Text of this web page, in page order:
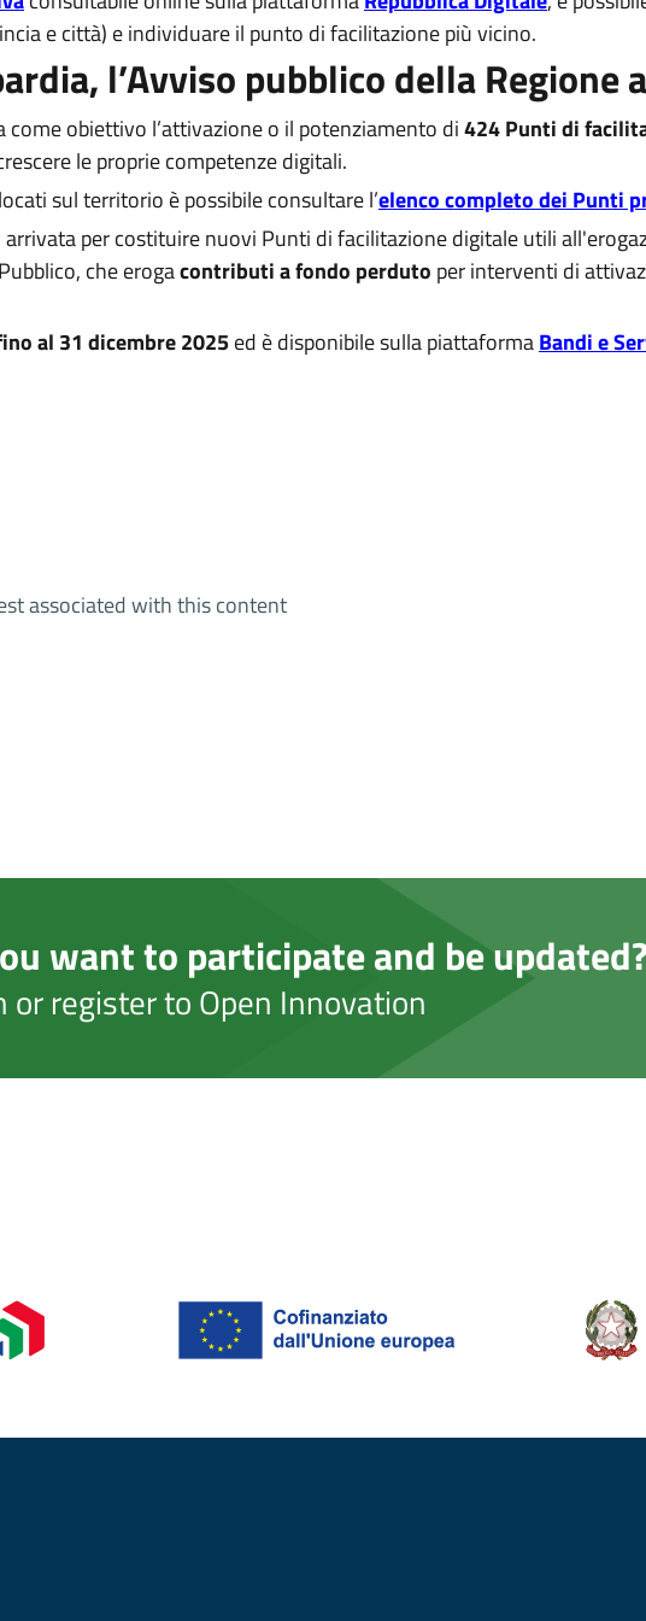
e città) e individuare il punto di facilitazione più vicino.
l’Avviso pubblico della
come obiettivo l’attivazione o il potenziamento di424 Punti di
le proprie competenze digitali.
sul territorio è possibile consultare l’elenco completo dei Punti
arrivata per costituire nuovi Punti di facilitazione digitale utili
che erogacontributi a fondo perduto per interventi di
al 31 dicembre 2025ed è disponibile sulla piattaformaBandi e
associated with this content
want to participate and be updated?
or register to Open Innovation